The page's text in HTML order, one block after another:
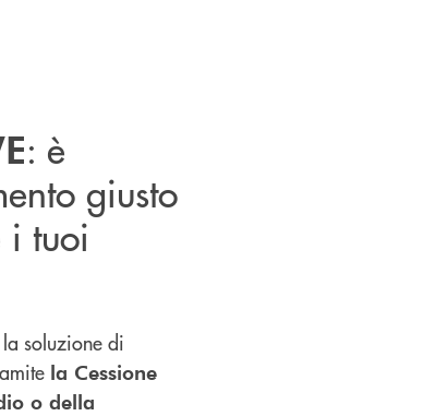
: è
giusto
tuoi
soluzione di
la Cessione
o della